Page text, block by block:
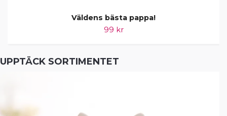
UPPTÄCK SORTIMENTET
Väldens bästa pappa!
99 kr